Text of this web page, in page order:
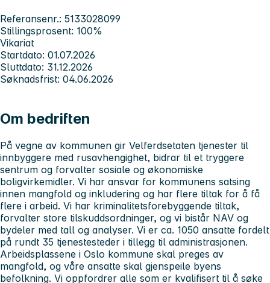
Referansenr.: 5133028099
Stillingsprosent: 100%
Vikariat
Startdato: 01.07.2026
Sluttdato: 31.12.2026
Søknadsfrist: 04.06.2026
Om bedriften
På vegne av kommunen gir Velferdsetaten tjenester til
innbyggere med rusavhengighet, bidrar til et tryggere
sentrum og forvalter sosiale og økonomiske
boligvirkemidler. Vi har ansvar for kommunens satsing
innen mangfold og inkludering og har flere tiltak for å få
flere i arbeid. Vi har kriminalitetsforebyggende tiltak,
forvalter store tilskuddsordninger, og vi bistår NAV og
bydeler med tall og analyser. Vi er ca. 1050 ansatte fordelt
på rundt 35 tjenestesteder i tillegg til administrasjonen.
Arbeidsplassene i Oslo kommune skal preges av
mangfold, og våre ansatte skal gjenspeile byens
befolkning. Vi oppfordrer alle som er kvalifisert til å søke